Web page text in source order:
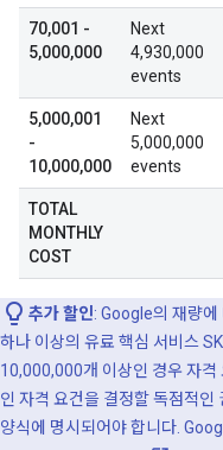
70,001 -
5,000,000
Next
4,930,000
events
5,000,001
-
10,000,000
Next
5,000,000
events
TOTAL
MONTHLY
COST
추가 할인: Google의 재량에
하나 이상의 유료 핵심 서비스
10,000,000개 이상인 경우 자격
인 자격 요건을 결정할 독점적인
양식에 명시되어야 합니다.